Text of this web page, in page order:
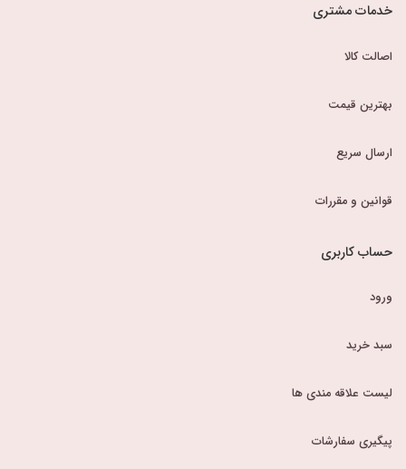
خدمات مشتری
اصالت کالا
بهترین قیمت
ارسال سریع
قوانین و مقررات
حساب کاربری
ورود
سبد خرید
لیست علاقه مندی ها
پیگیری سفارشات